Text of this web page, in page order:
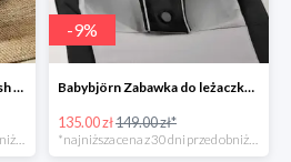
Babybjörn leżaczek Bliss Mesh State Blue
*najniższa cena z 30 dni przed obniżką
-9%
Babybjörn Zabawka do leżaczka Balance
135.00 zł149.00 zł*
*najniższa cena z 30 dni przed obniżką